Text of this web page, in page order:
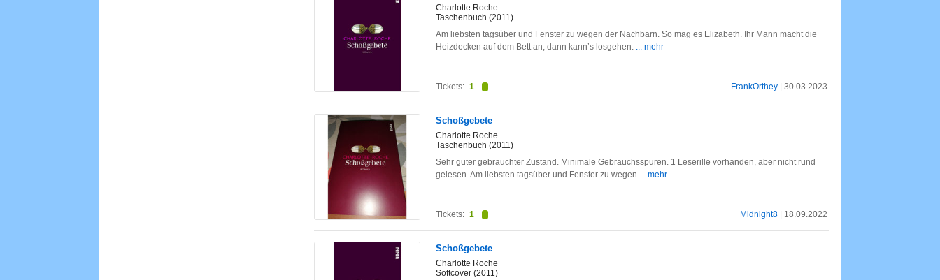
Charlotte Roche
Taschenbuch (2011)
Am liebsten tagsüber und Fenster zu wegen der Nachbarn. So mag es Elizabeth. Ihr Mann macht die
Heizdecken auf dem Bett an, dann kann’s losgehen. ... mehr
FrankOrthey | 30.03.2023
Tickets: 1
Schoßgebete
Charlotte Roche
Taschenbuch (2011)
Sehr guter gebrauchter Zustand. Minimale Gebrauchsspuren. 1 Leserille vorhanden, aber nicht rund
gelesen. Am liebsten tagsüber und Fenster zu wegen ... mehr
Midnight8 | 18.09.2022
Tickets: 1
Schoßgebete
Charlotte Roche
Softcover (2011)